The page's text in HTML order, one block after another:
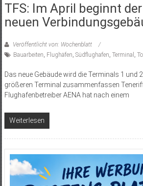
TFS: Im April beginnt
neuen
Veröffentlicht von: Wochenblatt
Bauarbeiten Flughäfen Südflughafen Terminal
Das neue Gebäude wird die Terminals 1 und
größeren Terminal zusammenfassen
Flughafenbetreiber AENA hat nach einem
Weiterlesen